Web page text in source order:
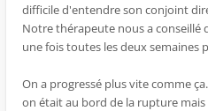
difficile d'entendre son conjoint
Notre thérapeute nous a conseillé
une fois toutes les deux semaines
On a progressé plus vite comme
on était au bord de la rupture